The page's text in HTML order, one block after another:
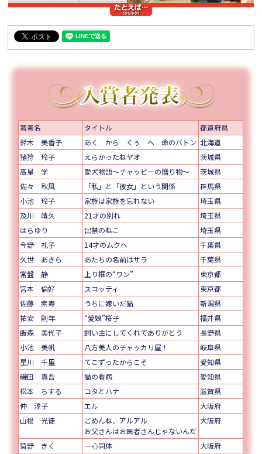
著者名 タイトル
都道府県
鈴木 美香子
あく から くぅ へ 命のバトン 北海道
猪狩 玲子
えらかったねヤオ
茨城県
高星 学
愛犬物語～チャッピーの贈り物～
茨城県
佐々 秋風
「私」と「彼女」という関係
群馬県
小池 玲子
家族は家族を忘れない
埼玉県
及川 靖久
21才の別れ
埼玉県
はらゆり
出禁のねこ
埼玉県
今野 礼子
14才のムクへ
千葉県
久世 あきら
あたちの名前はサラ
千葉県
常盤 静
上り框の“ワン”
東京都
宮本 倫好
スコッティ
東京都
佐藤 紫寿
うちに嫁いだ猫
新潟県
祐安 則年
“愛娘”桜子
福井県
飯森 美代子
飼い主にしてくれてありがとう
長野県
小池 美帆
八方美人のチャッカリ屋！
岐阜県
星川 千里
てこずったからこそ
愛知県
磯田 真吾
猫の看病
愛知県
松本 ちずる
コタとハナ
滋賀県
仲 淳子
エル
大阪府
山根 光徒
ごめんね、アルアル
お父さんはお医者さんじゃないんだ
大阪府
菊野 きく 一心同体
大阪府